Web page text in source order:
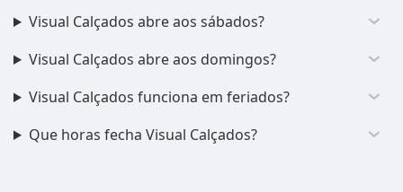
Visual Calçados abre aos sábados?
Visual Calçados abre aos domingos?
Visual Calçados funciona em feriados?
Que horas fecha Visual Calçados?